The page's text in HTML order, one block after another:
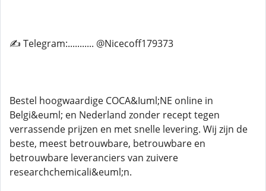
✍ Telegram:........... @Nicecoff179373
Bestel hoogwaardige COCA&Iuml;NE online in
Belgi&euml; en Nederland zonder recept tegen
verrassende prijzen en met snelle levering. Wij zijn de
beste, meest betrouwbare, betrouwbare en
betrouwbare leveranciers van zuivere
researchchemicali&euml;n.